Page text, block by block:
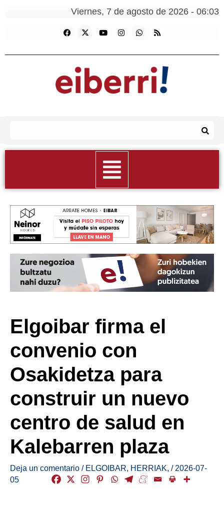
Viernes, 7 de agosto de 2026 - 06:03
Elgoibar firma el
convenio con
Osakidetza para
construir un nuevo
centro de salud en
Kalebarren plaza
Deja un comentario / ELGOIBAR, HERRIAK, / 2026-07-
05